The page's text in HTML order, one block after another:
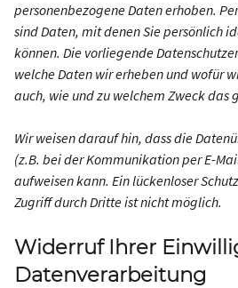
personenbezogene Daten erhoben.
sind Daten, mit denen Sie persönlich
können. Die vorliegende
welche Daten wir erheben und wofür
auch, wie und zu welchem Zweck das
Wir weisen darauf hin, dass die
(z.B. bei der Kommunikation per E-
aufweisen kann. Ein lückenloser
Zugriff durch Dritte ist nicht möglich.
Widerruf Ihrer
Datenverarbeitung